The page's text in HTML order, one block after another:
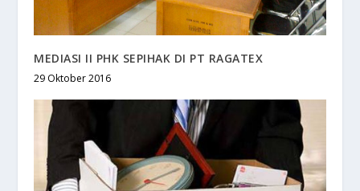
MEDIASI II PHK SEPIHAK DI PT RAGATEX
29 Oktober 2016